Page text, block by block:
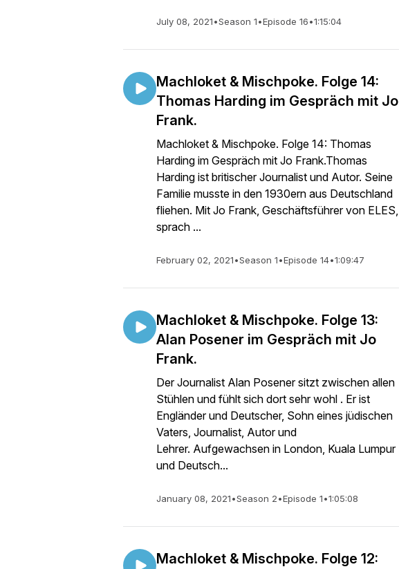
July 08, 2021•Season 1•Episode 16•1:15:04
Machloket & Mischpoke. Folge 14:
Thomas Harding im Gespräch mit Jo
Frank.
Machloket & Mischpoke. Folge 14: Thomas
Harding im Gespräch mit Jo Frank.Thomas
Harding ist britischer Journalist und Autor. Seine
Familie musste in den 1930ern aus Deutschland
fliehen. Mit Jo Frank, Geschäftsführer von ELES,
sprach ...
February 02, 2021•Season 1•Episode 14•1:09:47
Machloket & Mischpoke. Folge 13:
Alan Posener im Gespräch mit Jo
Frank.
Der Journalist Alan Posener sitzt zwischen allen
Stühlen und fühlt sich dort sehr wohl . Er ist
Engländer und Deutscher, Sohn eines jüdischen
Vaters, Journalist, Autor und
Lehrer. Aufgewachsen in London, Kuala Lumpur
und Deutsch...
January 08, 2021•Season 2•Episode 1•1:05:08
Machloket & Mischpoke. Folge 12: